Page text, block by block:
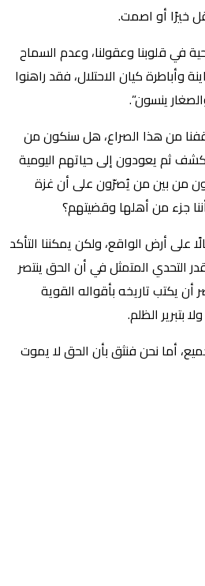
خيرًا أو اصمت.
في قلوبنا وعقولنا، وعدم السماح
وأباطرة كيان الاحتلال، فقد راهنوا
ينسون”.
من هذا الصراع، هل سنكون من
ثم يعودون إلى حياتهم اليومية
من بين من يُصرّون على أن غزة
جزء من أهلها وقضيتهم؟
على أرض الواقع، ولكن يمكننا التأكد
التحدي المتمثل في أن الحق ينتصر
أن يكتب تاريخه بأقواله القوية
بتبرير الظلم.
أما نحن فنثق بأن الحق لا يموت